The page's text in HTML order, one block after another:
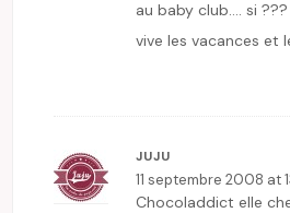
au baby club…. si
vive les vacances et
JUJU
11 septembre 2008 at
Chocoladdict elle